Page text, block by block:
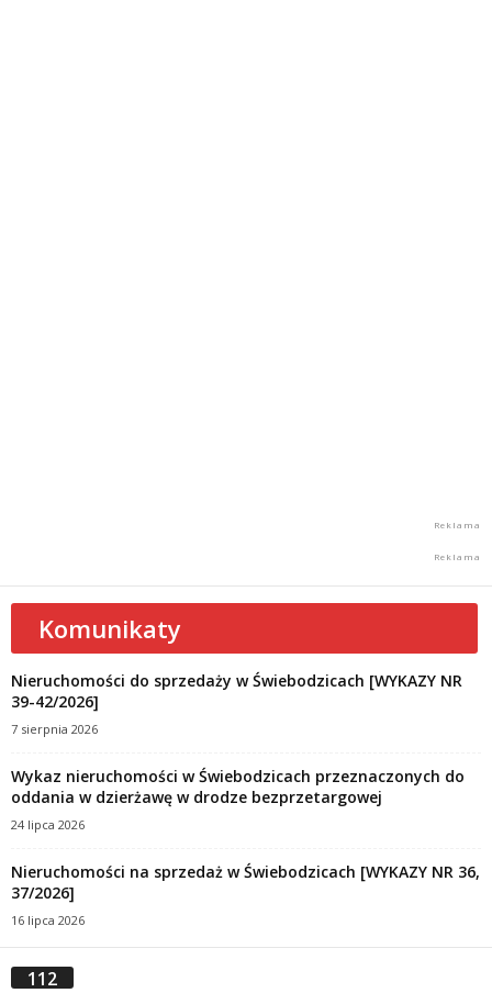
Komunikaty
Nieruchomości do sprzedaży w Świebodzicach [WYKAZY NR
39-42/2026]
7 sierpnia 2026
Wykaz nieruchomości w Świebodzicach przeznaczonych do
oddania w dzierżawę w drodze bezprzetargowej
24 lipca 2026
Nieruchomości na sprzedaż w Świebodzicach [WYKAZY NR 36,
37/2026]
16 lipca 2026
112